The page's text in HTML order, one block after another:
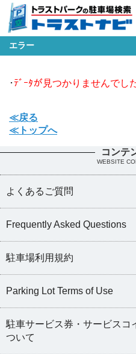
エラー
･ﾃﾞｰﾀが見つかりませんでし
≪戻る
≪トップへ
コンテ
WEBSITE
よくあるご質問
Frequently Asked Questions
駐車場利用規約
Parking Lot Terms of Use
駐車サービス券・サービスコ
ついて